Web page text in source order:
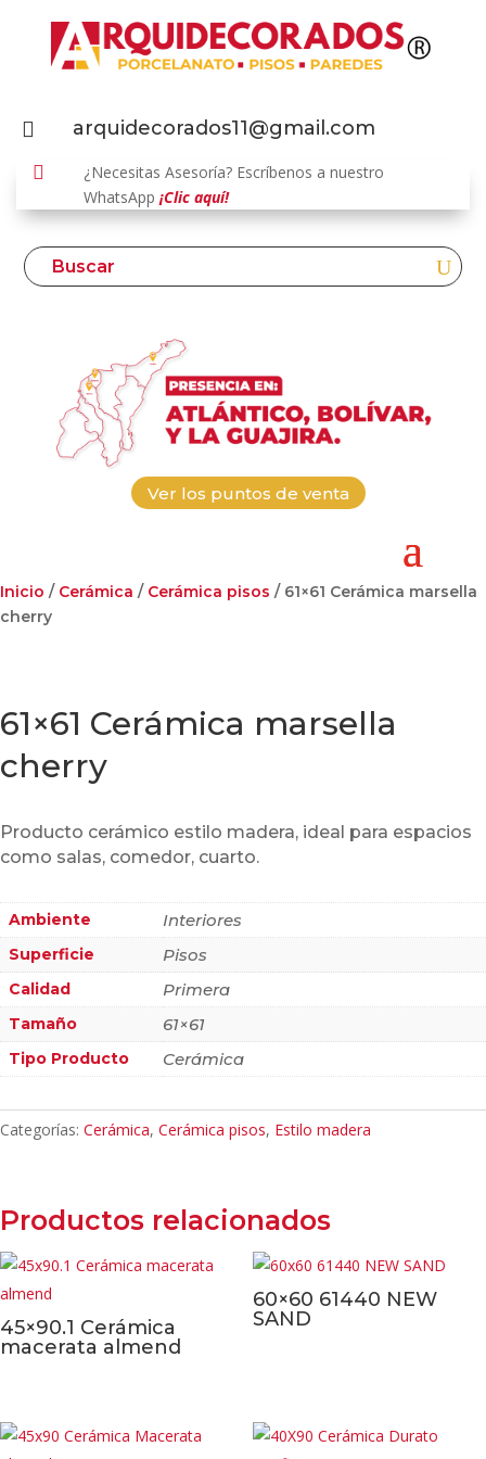
 arquidecorados11@gmail.com

¿Necesitas Asesoría? Escríbenos a nuestro
WhatsApp ¡Clic aquí!
Ver los puntos de venta
Inicio / Cerámica / Cerámica pisos / 61×61 Cerámica marsella
cherry
61×61 Cerámica marsella
cherry
Producto cerámico estilo madera, ideal para espacios
como salas, comedor, cuarto.
Ambiente Interiores
Superficie Pisos
Calidad Primera
Tamaño 61×61
Tipo Producto Cerámica
Categorías: Cerámica, Cerámica pisos, Estilo madera
Productos relacionados
45×90.1 Cerámica
macerata almend
60×60 61440 NEW
SAND